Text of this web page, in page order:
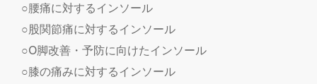
○腰痛に対するインソール
○股関節痛に対するインソール
○O脚改善・予防に向けたインソール
○膝の痛みに対するインソール